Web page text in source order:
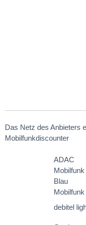
Das Netz des Anbieters
Mobilfunkdiscounter
ADAC
Mobilfunk
Blau
Mobilfunk
debitel